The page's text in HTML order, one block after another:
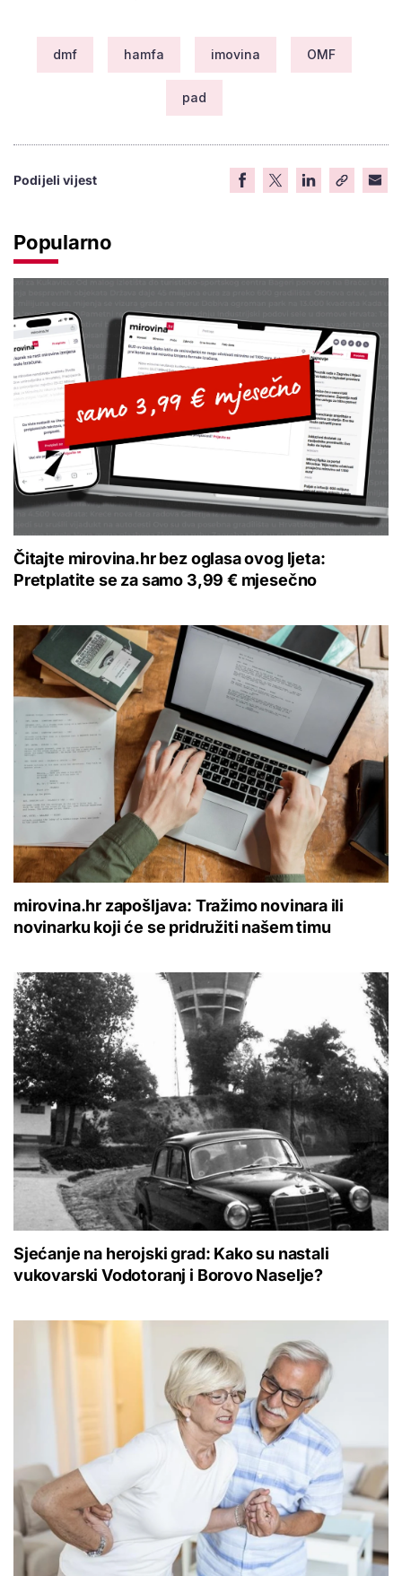
dmf hamfa imovina OMF
pad
Podijeli vijest
Popularno
Čitajte mirovina.hr bez oglasa ovog ljeta:
Pretplatite se za samo 3,99 € mjesečno
mirovina.hr zapošljava: Tražimo novinara ili
novinarku koji će se pridružiti našem timu
Sjećanje na herojski grad: Kako su nastali
vukovarski Vodotoranj i Borovo Naselje?